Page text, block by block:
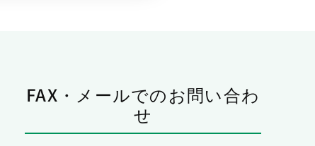
FAX・メールでのお問い合わ
せ